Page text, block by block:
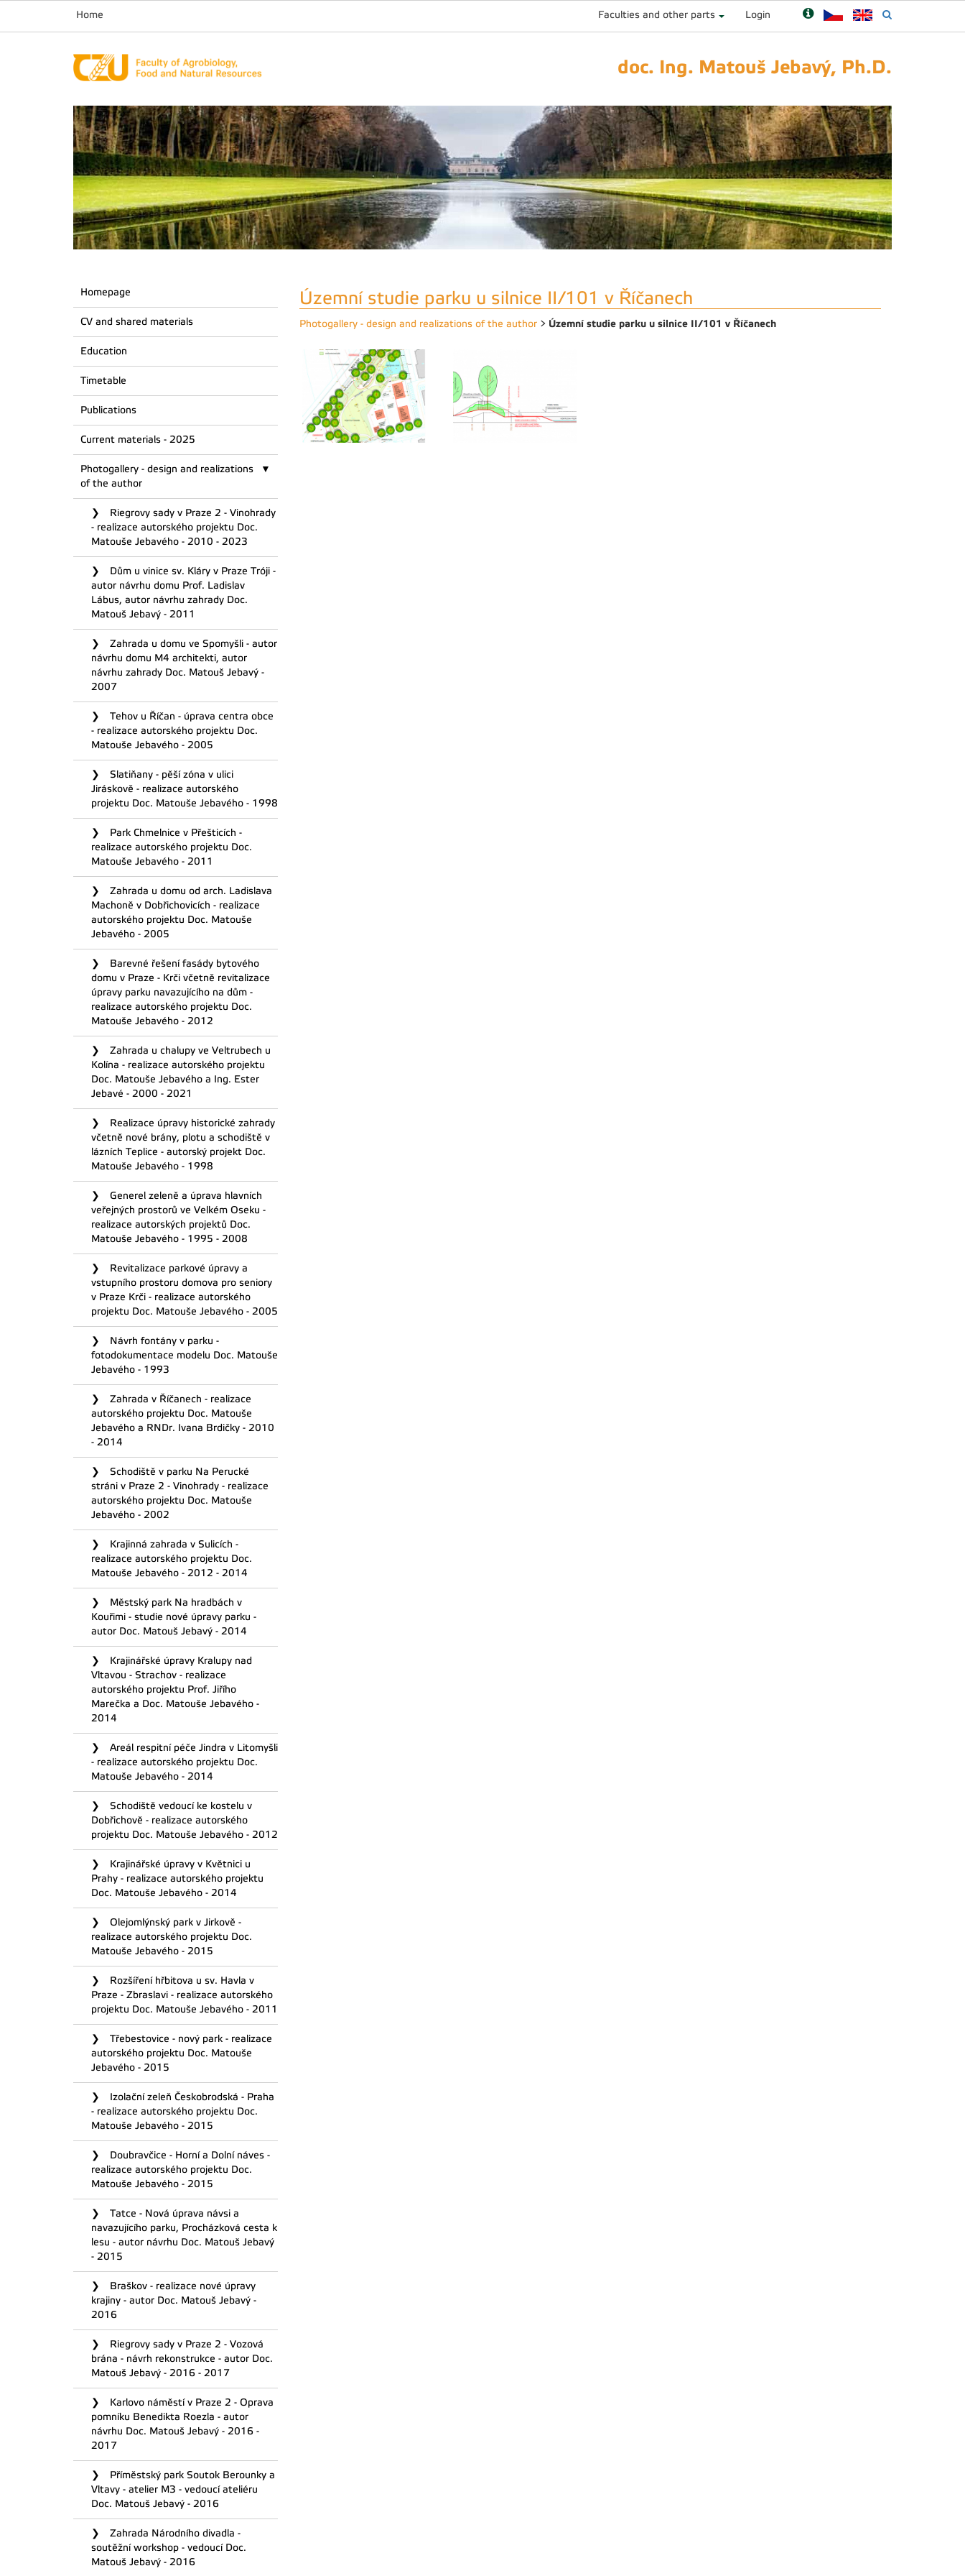
Home Faculties and other parts Login
doc. Ing. Matouš Jebavý, Ph.D.
Homepage
CV and shared materials
Education
Timetable
Publications
Current materials - 2025
Photogallery - design and realizations
of the author
Riegrovy sady v Praze 2 - Vinohrady
- realizace autorského projektu Doc.
Matouše Jebavého - 2010 - 2023
Dům u vinice sv. Kláry v Praze Tróji -
autor návrhu domu Prof. Ladislav
Lábus, autor návrhu zahrady Doc.
Matouš Jebavý - 2011
Zahrada u domu ve Spomyšli - autor
návrhu domu M4 architekti, autor
návrhu zahrady Doc. Matouš Jebavý -
2007
Tehov u Říčan - úprava centra obce
- realizace autorského projektu Doc.
Matouše Jebavého - 2005
Slatiňany - pěší zóna v ulici
Jiráskově - realizace autorského
projektu Doc. Matouše Jebavého - 1998
Park Chmelnice v Přešticích -
realizace autorského projektu Doc.
Matouše Jebavého - 2011
Zahrada u domu od arch. Ladislava
Machoně v Dobřichovicích - realizace
autorského projektu Doc. Matouše
Jebavého - 2005
Barevné řešení fasády bytového
domu v Praze - Krči včetně revitalizace
úpravy parku navazujícího na dům -
realizace autorského projektu Doc.
Matouše Jebavého - 2012
Zahrada u chalupy ve Veltrubech u
Kolína - realizace autorského projektu
Doc. Matouše Jebavého a Ing. Ester
Jebavé - 2000 - 2021
Realizace úpravy historické zahrady
včetně nové brány, plotu a schodiště v
lázních Teplice - autorský projekt Doc.
Matouše Jebavého - 1998
Generel zeleně a úprava hlavních
veřejných prostorů ve Velkém Oseku -
realizace autorských projektů Doc.
Matouše Jebavého - 1995 - 2008
Revitalizace parkové úpravy a
vstupního prostoru domova pro seniory
v Praze Krči - realizace autorského
projektu Doc. Matouše Jebavého - 2005
Návrh fontány v parku -
fotodokumentace modelu Doc. Matouše
Jebavého - 1993
Zahrada v Říčanech - realizace
autorského projektu Doc. Matouše
Jebavého a RNDr. Ivana Brdičky - 2010
- 2014
Schodiště v parku Na Perucké
stráni v Praze 2 - Vinohrady - realizace
autorského projektu Doc. Matouše
Jebavého - 2002
Krajinná zahrada v Sulicích -
realizace autorského projektu Doc.
Matouše Jebavého - 2012 - 2014
Městský park Na hradbách v
Kouřimi - studie nové úpravy parku -
autor Doc. Matouš Jebavý - 2014
Krajinářské úpravy Kralupy nad
Vltavou - Strachov - realizace
autorského projektu Prof. Jiřího
Marečka a Doc. Matouše Jebavého -
2014
Areál respitní péče Jindra v Litomyšli
- realizace autorského projektu Doc.
Matouše Jebavého - 2014
Schodiště vedoucí ke kostelu v
Dobřichově - realizace autorského
projektu Doc. Matouše Jebavého - 2012
Krajinářské úpravy v Květnici u
Prahy - realizace autorského projektu
Doc. Matouše Jebavého - 2014
Olejomlýnský park v Jirkově -
realizace autorského projektu Doc.
Matouše Jebavého - 2015
Rozšíření hřbitova u sv. Havla v
Praze - Zbraslavi - realizace autorského
projektu Doc. Matouše Jebavého - 2011
Třebestovice - nový park - realizace
autorského projektu Doc. Matouše
Jebavého - 2015
Izolační zeleň Českobrodská - Praha
- realizace autorského projektu Doc.
Matouše Jebavého - 2015
Doubravčice - Horní a Dolní náves -
realizace autorského projektu Doc.
Matouše Jebavého - 2015
Tatce - Nová úprava návsi a
navazujícího parku, Procházková cesta k
lesu - autor návrhu Doc. Matouš Jebavý
- 2015
Braškov - realizace nové úpravy
krajiny - autor Doc. Matouš Jebavý -
2016
Riegrovy sady v Praze 2 - Vozová
brána - návrh rekonstrukce - autor Doc.
Matouš Jebavý - 2016 - 2017
Karlovo náměstí v Praze 2 - Oprava
pomníku Benedikta Roezla - autor
návrhu Doc. Matouš Jebavý - 2016 -
2017
Příměstský park Soutok Berounky a
Vltavy - atelier M3 - vedoucí ateliéru
Doc. Matouš Jebavý - 2016
Zahrada Národního divadla -
soutěžní workshop - vedoucí Doc.
Matouš Jebavý - 2016
Územní studie parku u silnice II/101 v Říčanech
Photogallery - design and realizations of the author > Územní studie parku u silnice II/101 v Říčanech